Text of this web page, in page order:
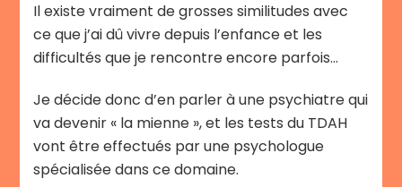
Il existe vraiment de grosses similitudes avec
ce que j’ai dû vivre depuis l’enfance et les
difficultés que je rencontre encore parfois…
Je décide donc d’en parler à une psychiatre qui
va devenir « la mienne », et les tests du TDAH
vont être effectués par une psychologue
spécialisée dans ce domaine.